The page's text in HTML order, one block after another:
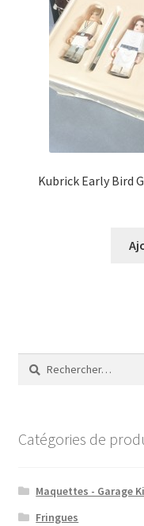
Kubrick Early Bird
Rechercher :
Catégories de
Maquettes - Garage
Fringues